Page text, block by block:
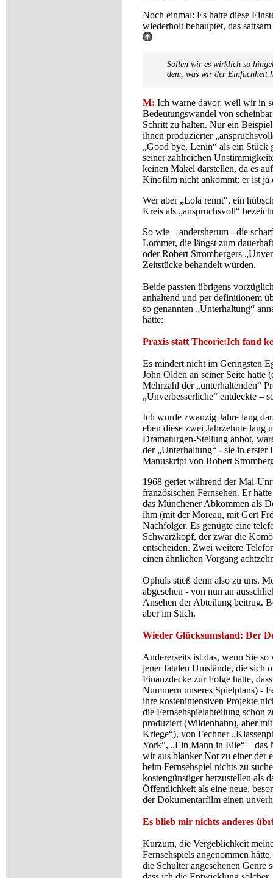
Noch einmal: Es hatte diese
wiederholt behauptet, das
Sollen wir es wirklich so
dem, was wir der Einfachheit
M: Ich warne davor, weil wir in
Bedeutungswandel von
Schritt zu halten. Nur ein
ihnen produzierter
„Good bye, Lenin“ als ein Stück
seiner zahlreichen
keinen Makel darstellen, da es
Kinofilm nicht ankommt; er ist ja
Wer aber „Lola rennt“, ein
Kreis als „anspruchsvoll“
So wie – andersherum - die
Lommer, die längst zum
oder Robert Strombergers
Zeitstücke behandelt würden.
Beide passten übrigens
anhaltend und per definitionem
so genannten „Unterhaltung“
hätte:
Praxis statt Theorie:Ich fand
Es mindert nicht im Geringsten
John Olden an seiner Seite hatte
Mehrzahl der „unterhaltenden“
„Unverbesserliche“ entdeckte –
Ich wurde zwanzig Jahre lang
eben diese zwei Jahrzehnte lang
Dramaturgen-Stellung anbot,
der „Unterhaltung“ - sie in
Manuskript von Robert
1968 geriet während der Mai-
französischen Fernsehen. Er
das Münchener Abkommen als
ihm (mit der Moreau, mit Gert
Nachfolger. Es genügte eine
Schwarzkopf, der zwar die
entscheiden. Zwei weitere
einen ähnlichen Vorgang
Ophüls stieß denn also zu uns.
abgesehen - von nun an
Ansehen der Abteilung beitrug.
aber im Stich.
Wieder Glücksumstand: Der
Andererseits ist das, wenn Sie
jener fatalen Umstände, die sich
Finanzdecke zur Folge hatte,
Nummern unseres Spielplans) -
ihre kostenintensiven Projekte
die Fernsehspielabteilung schon
produziert (Wildenhahn), aber
Kriege“), von Fechner
York“, „Ein Mann in Eile“ – das
wir aus blanker Not zu einer der
beim Fernsehspiel nichts zu
kostengünstiger herzustellen als
Öffentlichkeit als eine neue,
der Dokumentarfilm einen
Es blieb mir nichts anderes
Kurzum, die Vergeblichkeit
Fernsehspiels angenommen
die Schulter angesehenen Genre